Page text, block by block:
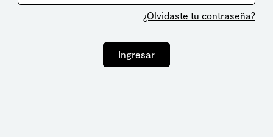
¿Olvidaste tu contraseña?
Ingresar